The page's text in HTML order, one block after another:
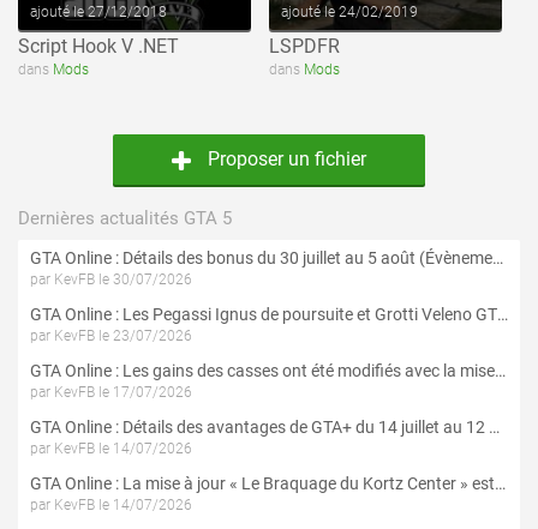
ajouté le 27/12/2018
Script Hook V .NET
dans Mods
ajouté le 24/02/2019
LSPDFR
dans Mods
Proposer un fichier
Dernières actualités GTA 5
GTA Online : Détails des bonus du 30 juillet au 5 août (Évènement « Braquages d'été »)
par KevFB le 30/07/2026
GTA Online : Les Pegassi Ignus de poursuite et Grotti Veleno GT sont maintenant disponibles
par KevFB le 23/07/2026
GTA Online : Les gains des casses ont été modifiés avec la mise à jour « Le Braquage du Kortz Center »
par KevFB le 17/07/2026
GTA Online : Détails des avantages de GTA+ du 14 juillet au 12 août
par KevFB le 14/07/2026
GTA Online : La mise à jour « Le Braquage du Kortz Center » est maintenant disponible
par KevFB le 14/07/2026